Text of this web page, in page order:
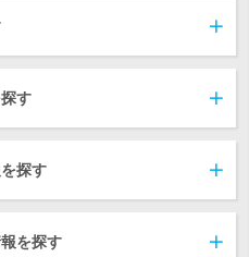
す
探す
を探す